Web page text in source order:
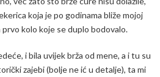
koja je po godinama bliže mojoj
prvo kolo koje se duplo bodovalo.
i bila uvijek brža od mene, a i tu su
zajebi (bolje ne ić u detalje), ta mi